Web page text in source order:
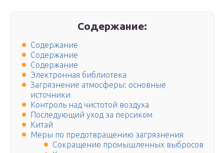
Содержание:
Содержание
Содержание
Содержание
Электронная библиотека
Загрязнение атмосферы: основные
источники
Контроль над чистотой воздуха
Последующий уход за персиком
Китай
Меры по предотвращению загрязнения
Сокращение промышленных выбросов